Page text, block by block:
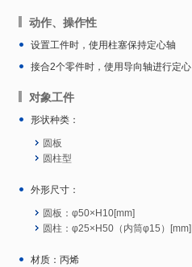
动作、操作性
设置工件时，使用柱塞保持定心轴
接合2个零件时，使用导向轴进行定心
对象工件
形状种类：
圆板
圆柱型
外形尺寸：
圆板：φ50×H10[mm]
圆柱：φ25×H50（内筒φ15）[mm]
材质：丙烯